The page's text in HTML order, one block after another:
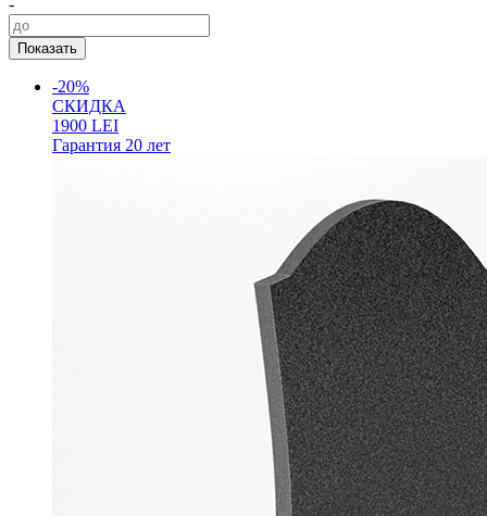
-
-20%
СКИДКА
1900 LEI
Гарантия 20 лет